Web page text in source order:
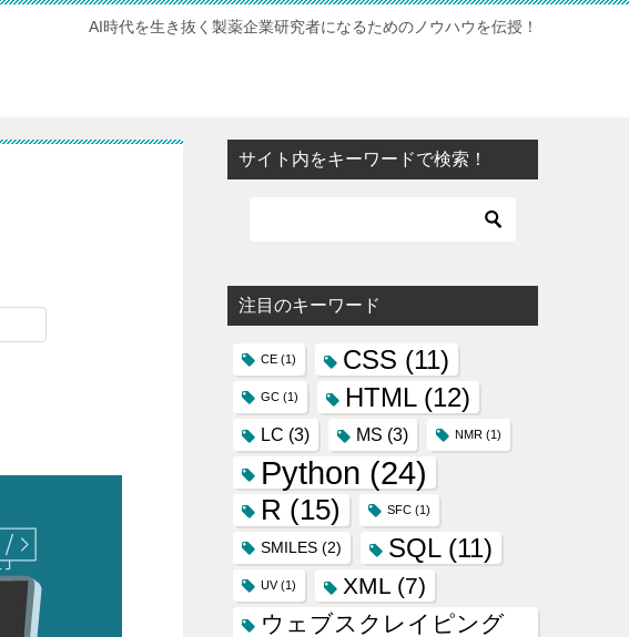
AI時代を生き抜く製薬企業研究者になるためのノウハウを伝授！
サイト内をキーワードで検索！
注目のキーワード
CE (1) CSS (11)
GC (1) HTML(12)
LC (3) MS (3) NMR (1)
Python (24)
R (15) SFC (1)
SMILES (2) SQL(11)
UV(1) XML (7)
ウェブスクレイピング